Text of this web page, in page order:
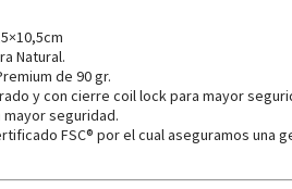
Natural.
de 90 gr.
y con cierre coil lock para mayor
seguridad.
FSC® por el cual aseguramos una